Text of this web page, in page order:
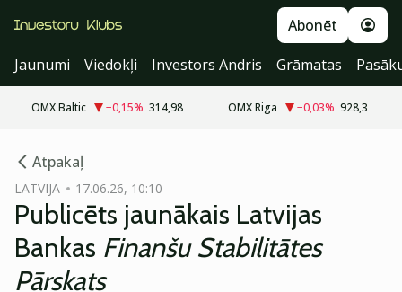
Abonēt
Jaunumi
Viedokļi Investors Andris Grāmatas
OMX Baltic −0,15% 314,98 OMX Riga −0,03% 928,3
Atpakaļ
LATVIJA 17.06.26, 10:10
Publicēts jaunākais Latvijas
Bankas Finanšu Stabilitātes
Pārskats